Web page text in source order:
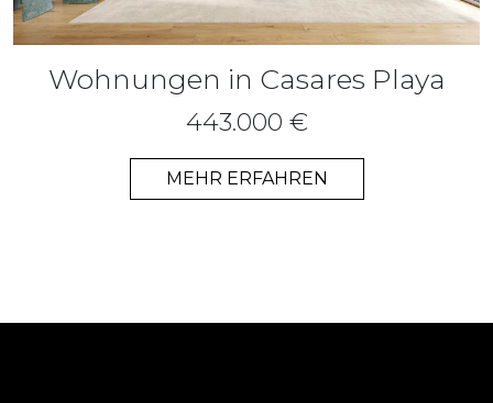
Wohnungen in Casares Playa
443.000 €
MEHR ERFAHREN